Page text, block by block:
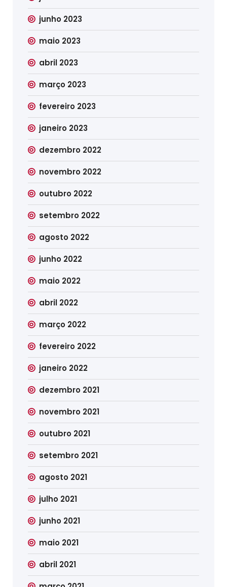
junho 2023
maio 2023
abril 2023
março 2023
fevereiro 2023
janeiro 2023
dezembro 2022
novembro 2022
outubro 2022
setembro 2022
agosto 2022
junho 2022
maio 2022
abril 2022
março 2022
fevereiro 2022
janeiro 2022
dezembro 2021
novembro 2021
outubro 2021
setembro 2021
agosto 2021
julho 2021
junho 2021
maio 2021
abril 2021